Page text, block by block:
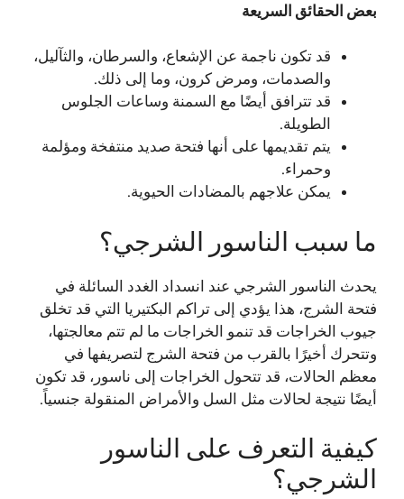
بعض الحقائق السريعة
قد تكون ناجمة عن الإشعاع، والسرطان، والثآليل،
والصدمات، ومرض كرون، وما إلى ذلك.
قد تترافق أيضًا مع السمنة وساعات الجلوس
الطويلة.
يتم تقديمها على أنها فتحة صديد منتفخة ومؤلمة
وحمراء.
يمكن علاجهم بالمضادات الحيوية.
ما سبب الناسور الشرجي؟
يحدث الناسور الشرجي عند انسداد الغدد السائلة في
فتحة الشرج، هذا يؤدي إلى تراكم البكتيريا التي قد تخلق
جيوب الخراجات قد تنمو الخراجات ما لم تتم معالجتها،
وتتحرك أخيرًا بالقرب من فتحة الشرج لتصريفها في
معظم الحالات، قد تتحول الخراجات إلى ناسور، قد تكون
أيضًا نتيجة لحالات مثل السل والأمراض المنقولة جنسياً.
كيفية التعرف على الناسور
الشرجي؟